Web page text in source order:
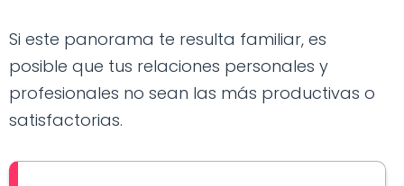
Si este panorama te resulta familiar, es
posible que tus relaciones personales y
profesionales no sean las más productivas o
satisfactorias.